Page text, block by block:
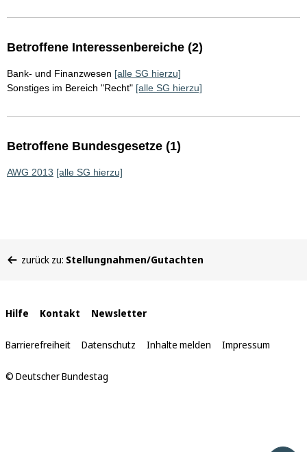
Betroffene Interessenbereiche (2)
Bank- und Finanzwesen [alle SG hierzu]
Sonstiges im Bereich "Recht" [alle SG hierzu]
Betroffene Bundesgesetze (1)
AWG 2013 [alle SG hierzu]
befinden
zurück zu: Stellungnahmen/Gutachten
Interne
Links
Hilfe Kontakt Newsletter
Barrierefreiheit Datenschutz Inhalte melden Impressum
© Deutscher Bundestag